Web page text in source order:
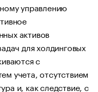
управлению
активов
для холдинговых
с
учета, отсутствием
и, как следствие, с